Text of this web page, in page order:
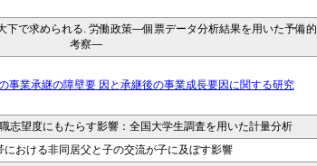
下で求められる. 労働政策―個票データ分析結果を用いた予備的
考察―
事業承継の障壁要 因と承継後の事業成長要因に関する研究
志望度にもたらす影響：全国大学生調査を用いた計量分析
における非同居父と子の交流が子に及ぼす影響